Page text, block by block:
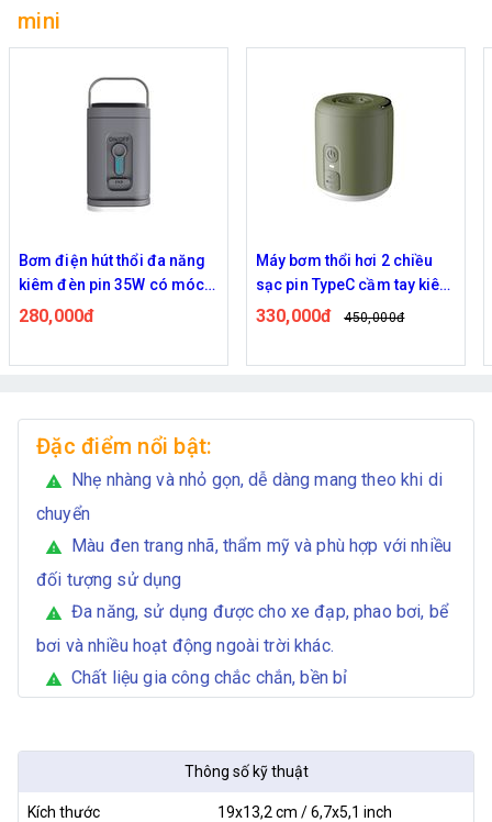
mini
Bơm điện hút thổi đa năng
kiêm đèn pin 35W có móc
treo 2400mAh
280,000đ
Máy bơm thổi hơi 2 chiều
sạc pin TypeC cầm tay kiêm
đèn cắm trại cầm tay đa
330,000đ 450,000đ
Đặc điểm nổi bật:
warning
Nhẹ nhàng và nhỏ gọn, dễ dàng mang theo khi di
chuyển
warning
Màu đen trang nhã, thẩm mỹ và phù hợp với nhiều
đối tượng sử dụng
warning
Đa năng, sử dụng được cho xe đạp, phao bơi, bể
bơi và nhiều hoạt động ngoài trời khác.
warning Chất liệu gia công chắc chắn, bền bỉ
Thông số kỹ thuật
Kích thước 19x13,2 cm / 6,7x5,1 inch